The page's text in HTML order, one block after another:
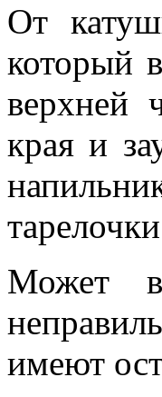
От
который
верхней
края и
Может
имеют